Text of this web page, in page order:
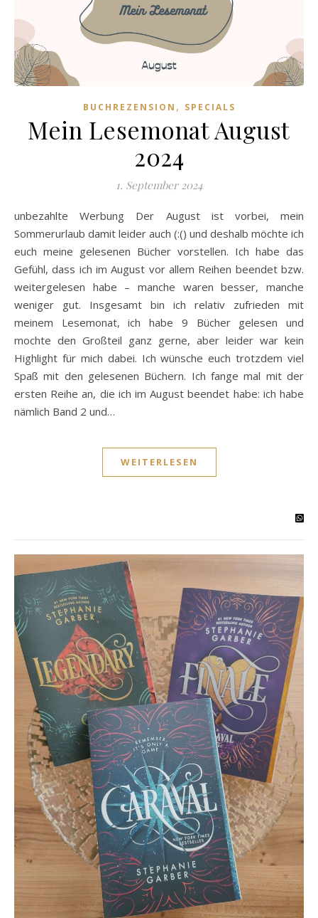
BUCHREZENSION , SPECIALS
Mein Lesemonat August
2024
1. September 2024
unbezahlte Werbung Der August ist vorbei, mein
Sommerurlaub damit leider auch (:() und deshalb möchte ich
euch meine gelesenen Bücher vorstellen. Ich habe das
Gefühl, dass ich im August vor allem Reihen beendet bzw.
weitergelesen habe – manche waren besser, manche
weniger gut. Insgesamt bin ich relativ zufrieden mit
meinem Lesemonat, ich habe 9 Bücher gelesen und
mochte den Großteil ganz gerne, aber leider war kein
Highlight für mich dabei. Ich wünsche euch trotzdem viel
Spaß mit den gelesenen Büchern. Ich fange mal mit der
ersten Reihe an, die ich im August beendet habe: ich habe
nämlich Band 2 und…
WEITERLESEN